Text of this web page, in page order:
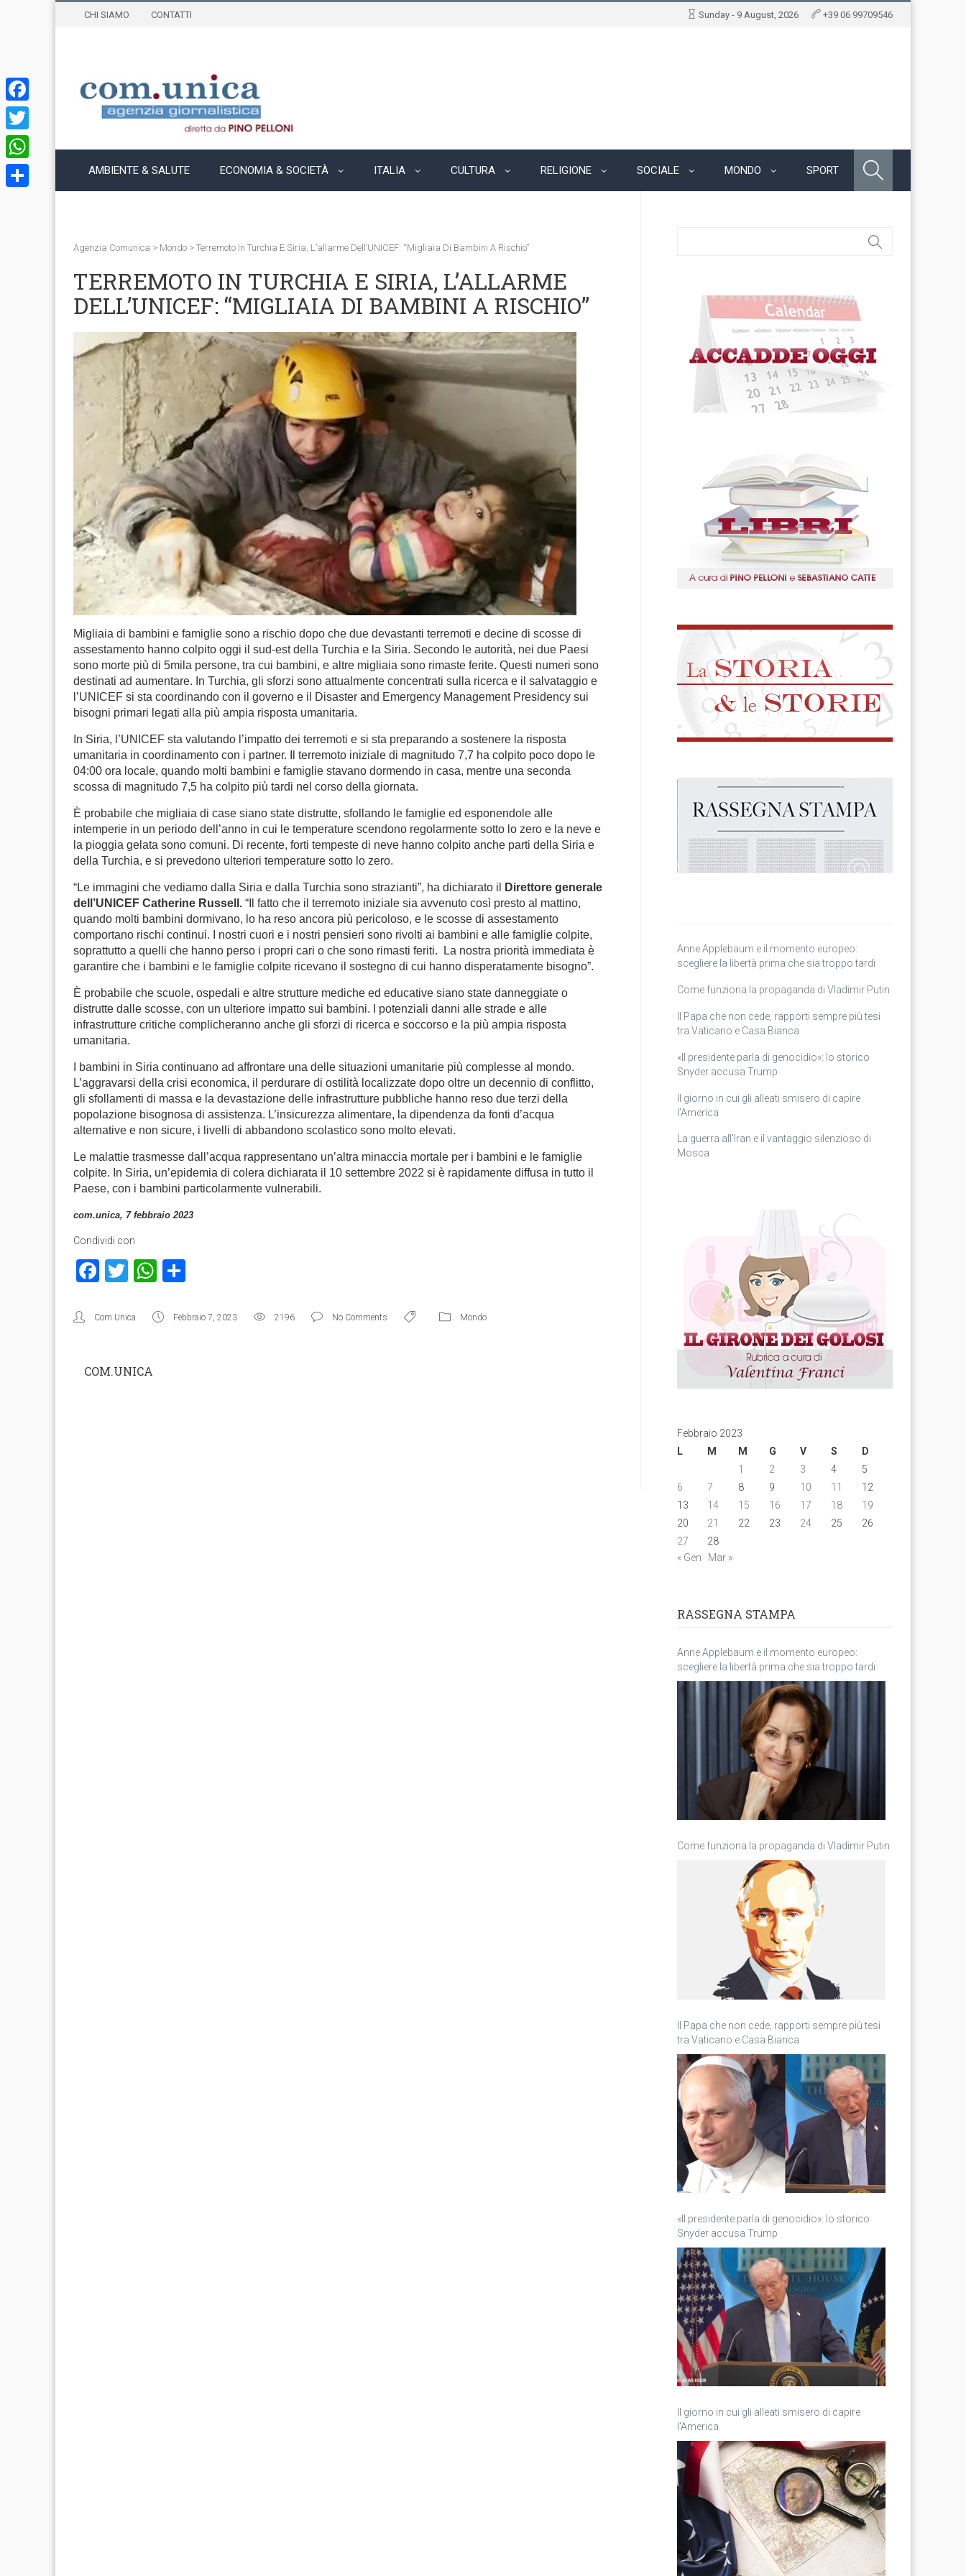
CHI SIAMO CONTATTI Sunday - 9 August, 2026 +39 06 99709546
AMBIENTE & SALUTE ECONOMIA & SOCIETÀ ITALIA CULTURA RELIGIONE SOCIALE MONDO SPORT
Agenzia Comunica > Mondo > Terremoto In Turchia E Siria, L’allarme Dell’UNICEF: “migliaia Di Bambini A Rischio”
TERREMOTO IN TURCHIA E SIRIA, L’ALLARME
DELL’UNICEF: “MIGLIAIA DI BAMBINI A RISCHIO”
Migliaia di bambini e famiglie sono a rischio dopo che due devastanti terremoti e decine di scosse di
assestamento hanno colpito oggi il sud-est della Turchia e la Siria. Secondo le autorità, nei due Paesi
sono morte più di 5mila persone, tra cui bambini, e altre migliaia sono rimaste ferite. Questi numeri sono
destinati ad aumentare. In Turchia, gli sforzi sono attualmente concentrati sulla ricerca e il salvataggio e
l’UNICEF si sta coordinando con il governo e il
Disaster and Emergency Management Presidency sui
bisogni primari legati alla più ampia risposta umanitaria.
In Siria, l’UNICEF sta valutando l’impatto dei terremoti e si sta preparando a sostenere la risposta
umanitaria in coordinamento con i partner.
Il terremoto iniziale di magnitudo 7,7 ha colpito poco dopo le
04:00 ora locale, quando molti bambini e famiglie stavano dormendo in casa, mentre una seconda
scossa di magnitudo 7,5 ha colpito più tardi nel corso della giornata.
È probabile che migliaia di case siano state distrutte, sfollando le famiglie ed esponendole alle
intemperie in un periodo dell’anno in cui le temperature scendono regolarmente sotto lo zero e la neve e
la pioggia gelata sono comuni. Di recente, forti tempeste di neve hanno colpito anche parti della Siria e
della Turchia, e si prevedono ulteriori temperature sotto lo zero.
“Le immagini che vediamo dalla Siria e dalla Turchia sono strazianti”, ha dichiarato il
Direttore generale
dell’UNICEF Catherine Russell. “Il fatto che il terremoto iniziale sia avvenuto così presto al mattino,
quando molti bambini dormivano, lo ha reso ancora più pericoloso, e le scosse di assestamento
comportano rischi continui. I nostri cuori e i nostri pensieri sono rivolti ai bambini e alle famiglie colpite,
soprattutto a quelli che hanno perso i propri cari o che sono rimasti feriti.
La nostra priorità immediata è
garantire che i bambini e le famiglie colpite ricevano il sostegno di cui hanno disperatamente bisogno”.
È probabile che scuole, ospedali e altre strutture mediche ed educative siano state danneggiate o
distrutte dalle scosse, con un ulteriore impatto sui bambini. I potenziali danni alle strade e alle
infrastrutture critiche complicheranno anche gli sforzi di ricerca e soccorso e la più ampia risposta
umanitaria.
I bambini in Siria continuano ad affrontare una delle situazioni umanitarie più complesse al mondo.
L’aggravarsi della crisi economica, il perdurare di ostilità localizzate dopo oltre un decennio di conflitto,
gli sfollamenti di massa e la devastazione delle infrastrutture pubbliche hanno reso due terzi della
popolazione bisognosa di assistenza. L’insicurezza alimentare, la dipendenza da fonti d’acqua
alternative e non sicure, i livelli di abbandono scolastico sono molto elevati.
Le malattie trasmesse dall’acqua rappresentano un’altra minaccia mortale per i bambini e le famiglie
colpite. In Siria, un’epidemia di colera dichiarata il 10 settembre 2022 si è rapidamente diffusa in tutto il
Paese, con i bambini particolarmente vulnerabili.
com.unica, 7 febbraio 2023
Condividi con
Facebook
TwitterWhatsApp
Com.Unica Febbraio 7, 2023 2196 No Comments Mondo
COM.UNICA
Anne Applebaum e il momento europeo:
scegliere la libertà prima che sia troppo tardi
Come funziona la propaganda di Vladimir Putin
Il Papa che non cede, rapporti sempre più tesi
tra Vaticano e Casa Bianca
«Il presidente parla di genocidio»: lo storico
Snyder accusa Trump
Il giorno in cui gli alleati smisero di capire
l’America
La guerra all’Iran e il vantaggio silenzioso di
Mosca
Febbraio 2023
L
M M G V S
D
1
2 3 4
5
6
7 8 9 10 11
12
13
14 15 16 17 18
19
20
21 22 23 24 25
26
27
28
« Gen
Mar »
RASSEGNA STAMPA
Anne Applebaum e il momento europeo:
scegliere la libertà prima che sia troppo tardi
Come funziona la propaganda di Vladimir Putin
Il Papa che non cede, rapporti sempre più tesi
tra Vaticano e Casa Bianca
«Il presidente parla di genocidio»: lo storico
Snyder accusa Trump
Il giorno in cui gli alleati smisero di capire
l’America
Facebook
Twitter
WhatsApp